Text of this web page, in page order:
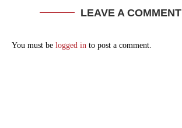
LEAVE A COMMENT
You must be logged in to post a comment.